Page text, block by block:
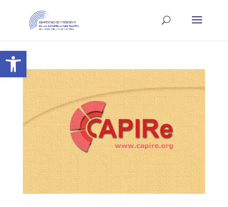
Apri la barra degli strumenti